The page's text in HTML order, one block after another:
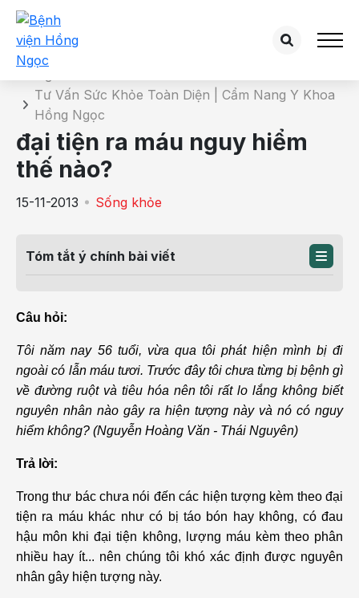
Chi tiết bài tư vấn
Tư Vấn Sức Khỏe Toàn Diện | Cẩm Nang Y Khoa
Hồng Ngọc
đại tiện ra máu nguy hiểm
thế nào?
15-11-2013 Sống khỏe
Tóm tắt ý chính bài viết
Câu hỏi:
Tôi năm nay 56 tuổi, vừa qua tôi phát hiện mình bị đi
ngoài có lẫn máu tươi. Trước đây tôi chưa từng bị bệnh gì
về đường ruột và tiêu hóa nên tôi rất lo lắng không biết
nguyên nhân nào gây ra hiện tượng này và nó có nguy
hiểm không? (Nguyễn Hoàng Văn - Thái Nguyên)
Trả lời:
Trong thư bác chưa nói đến các hiện tượng kèm theo đại
tiện ra máu khác như có bị táo bón hay không, có đau
hậu môn khi đại tiện không, lượng máu kèm theo phân
nhiều hay ít... nên chúng tôi khó xác định được nguyên
nhân gây hiện tượng này.